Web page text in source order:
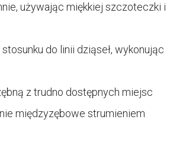
używając miękkiej szczoteczki i
do linii dziąseł, wykonując
z trudno dostępnych miejsc
międzyzębowe strumieniem